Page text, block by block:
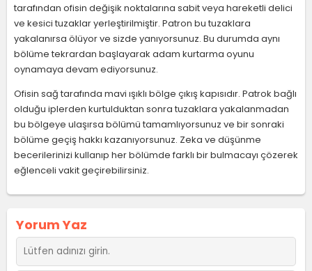
tarafından ofisin değişik noktalarına sabit veya hareketli delici
ve kesici tuzaklar yerleştirilmiştir. Patron bu tuzaklara
yakalanırsa ölüyor ve sizde yanıyorsunuz. Bu durumda aynı
bölüme tekrardan başlayarak adam kurtarma oyunu
oynamaya devam ediyorsunuz.
Ofisin sağ tarafında mavi ışıklı bölge çıkış kapısıdır. Patrok bağlı
olduğu iplerden kurtulduktan sonra tuzaklara yakalanmadan
bu bölgeye ulaşırsa bölümü tamamlıyorsunuz ve bir sonraki
bölüme geçiş hakkı kazanıyorsunuz. Zeka ve düşünme
becerilerinizi kullanıp her bölümde farklı bir bulmacayı çözerek
eğlenceli vakit geçirebilirsiniz.
Yorum Yaz